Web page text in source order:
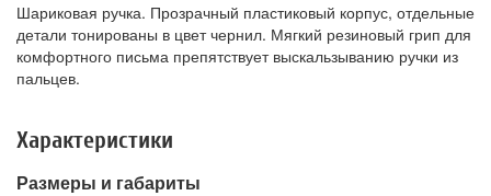
Шариковая ручка. Прозрачный пластиковый корпус, отдельные
детали тонированы в цвет чернил. Мягкий резиновый грип для
комфортного письма препятствует выскальзыванию ручки из
пальцев.
Характеристики
Размеры и габариты